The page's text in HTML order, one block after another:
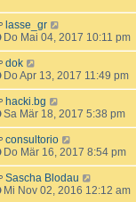
lasse_gr
Do Mai 04, 2017 10:11 pm
dok
Do Apr 13, 2017 11:49 pm
hacki.bg
Sa Mär 18, 2017 5:38 pm
consultorio
Do Mär 16, 2017 8:54 pm
Sascha Blodau
Mi Nov 02, 2016 12:12 am